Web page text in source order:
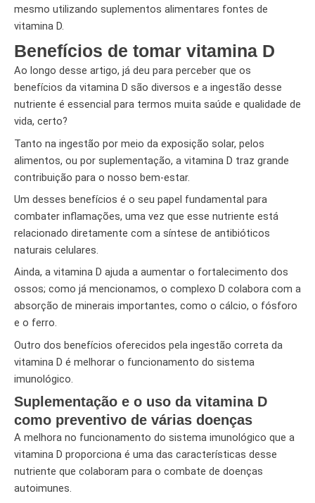
mesmo utilizando suplementos alimentares fontes de
vitamina D.
Benefícios de tomar vitamina D
Ao longo desse artigo, já deu para perceber que os
benefícios da vitamina D são diversos e a ingestão desse
nutriente é essencial para termos muita saúde e qualidade de
vida, certo?
Tanto na ingestão por meio da exposição solar, pelos
alimentos, ou por suplementação, a vitamina D traz grande
contribuição para o nosso bem-estar.
Um desses benefícios é o seu papel fundamental para
combater inflamações, uma vez que esse nutriente está
relacionado diretamente com a síntese de antibióticos
naturais celulares.
Ainda, a vitamina D ajuda a aumentar o fortalecimento dos
ossos; como já mencionamos, o complexo D colabora com a
absorção de minerais importantes, como o cálcio, o fósforo
e o ferro.
Outro dos benefícios oferecidos pela ingestão correta da
vitamina D é melhorar o funcionamento do sistema
imunológico.
Suplementação e o uso da vitamina D
como preventivo de várias doenças
A melhora no funcionamento do sistema imunológico que a
vitamina D proporciona é uma das características desse
nutriente que colaboram para o combate de doenças
autoimunes.